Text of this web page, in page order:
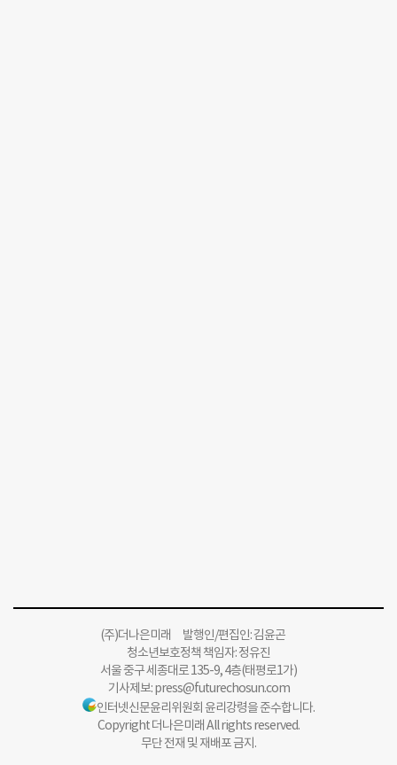
(주)더나은미래 발행인/편집인: 김윤곤
청소년보호정책 책임자: 정유진
서울 중구 세종대로 135-9, 4층(태평로1가)
기사제보:press@futurechosun.com
인터넷신문윤리위원회 윤리강령을 준수합니다.
Copyright 더나은미래 All rights reserved.
무단 전재 및 재배포 금지.